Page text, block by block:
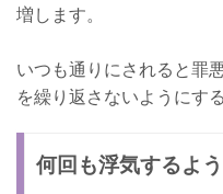
増します。
いつも通りにされると罪
を繰り返さないようにす
何回も浮気するよ